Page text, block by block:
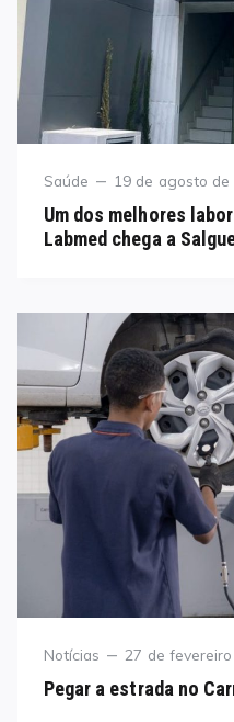
Category
Saúde
Posted
19 de agosto de
Um dos melhores
Labmed chega a
Category
Notícias
Posted
27 de
Pegar a estrada no